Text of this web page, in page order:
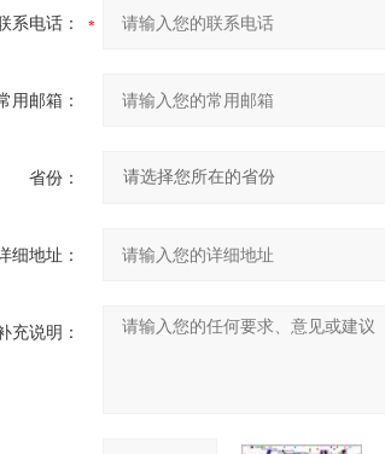
系电话：
用邮箱：
省份：
细地址：
充说明：